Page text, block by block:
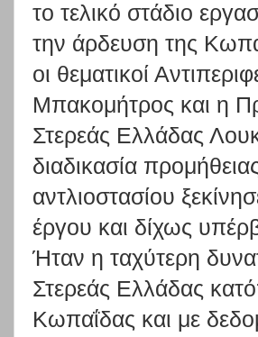
το τελικό στάδιο
την άρδευση της
οι θεματικοί
Μπακομήτρος και η
Στερεάς Ελλάδας
διαδικασία
αντλιοστασίου
έργου και δίχως
Ήταν η ταχύτερη
Στερεάς Ελλάδας
Κωπαΐδας και με